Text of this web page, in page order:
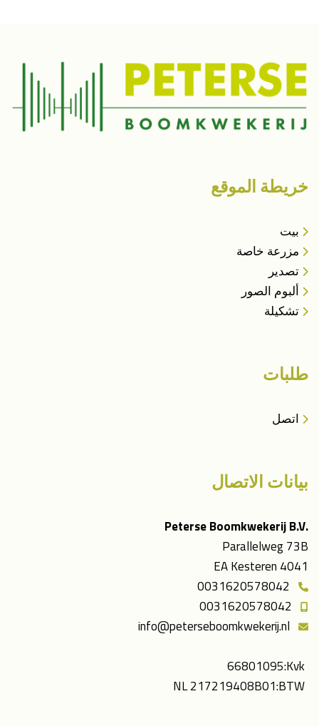
خريطة الموقع
بيت
مزرعة خاصة
تصدير
ألبوم الصور
تشكيلة
طلبات
اتصل
بيانات الاتصال
.Peterse Boomkwekerij B.V
Parallelweg 73B
4041 EA Kesteren
0031620578042
0031620578042
info@peterseboomkwekerij.nl
Kvk:
66801095
BTW:
NL 217219408B01